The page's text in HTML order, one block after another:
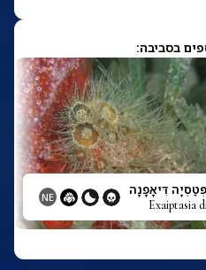
בסביבה:
דִּיאָפָנָה
Exaiptasia
NE